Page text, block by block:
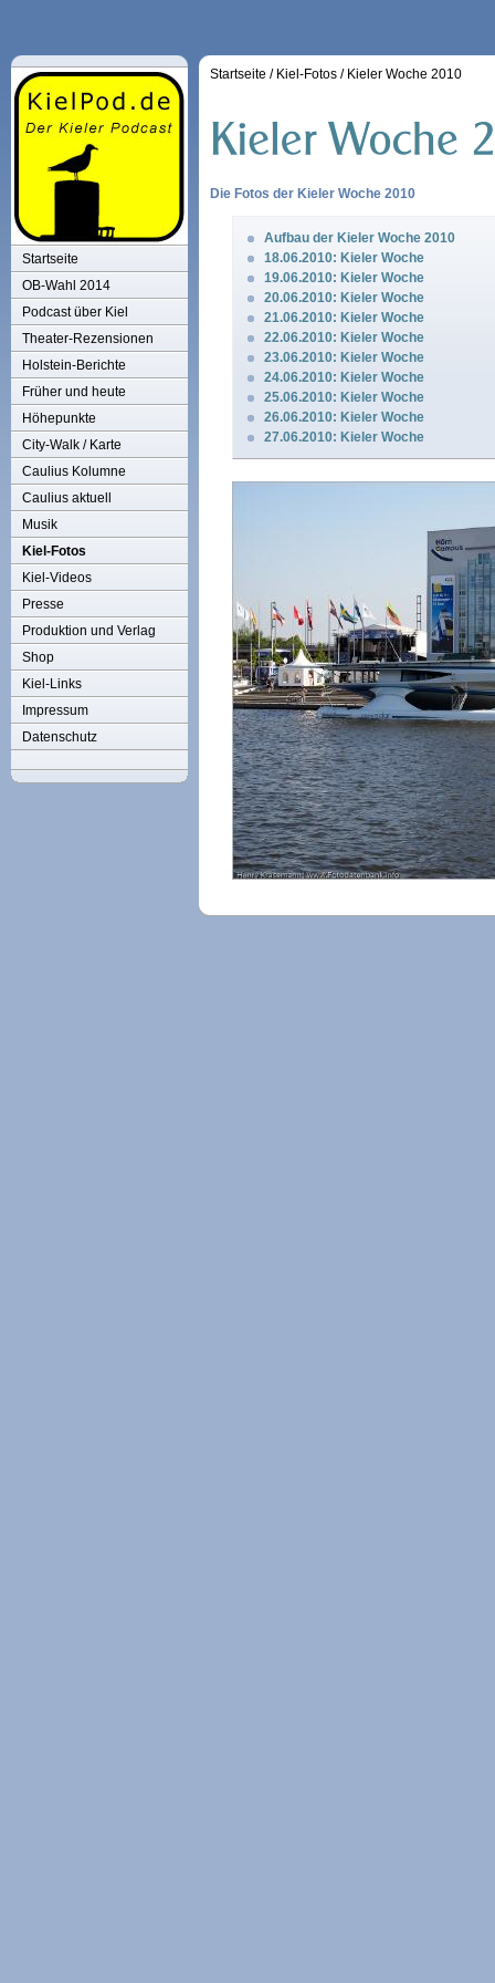
Startseite
OB-Wahl 2014
Podcast über Kiel
Theater-Rezensionen
Holstein-Berichte
Früher und heute
Höhepunkte
City-Walk / Karte
Caulius Kolumne
Caulius aktuell
Musik
Kiel-Fotos
Kiel-Videos
Presse
Produktion und Verlag
Shop
Kiel-Links
Impressum
Datenschutz
Startseite / Kiel-Fotos / Kieler Woche 2010
Die Fotos der Kieler Woche 2010
Aufbau der Kieler Woche 2010
18.06.2010: Kieler Woche
19.06.2010: Kieler Woche
20.06.2010: Kieler Woche
21.06.2010: Kieler Woche
22.06.2010: Kieler Woche
23.06.2010: Kieler Woche
24.06.2010: Kieler Woche
25.06.2010: Kieler Woche
26.06.2010: Kieler Woche
27.06.2010: Kieler Woche